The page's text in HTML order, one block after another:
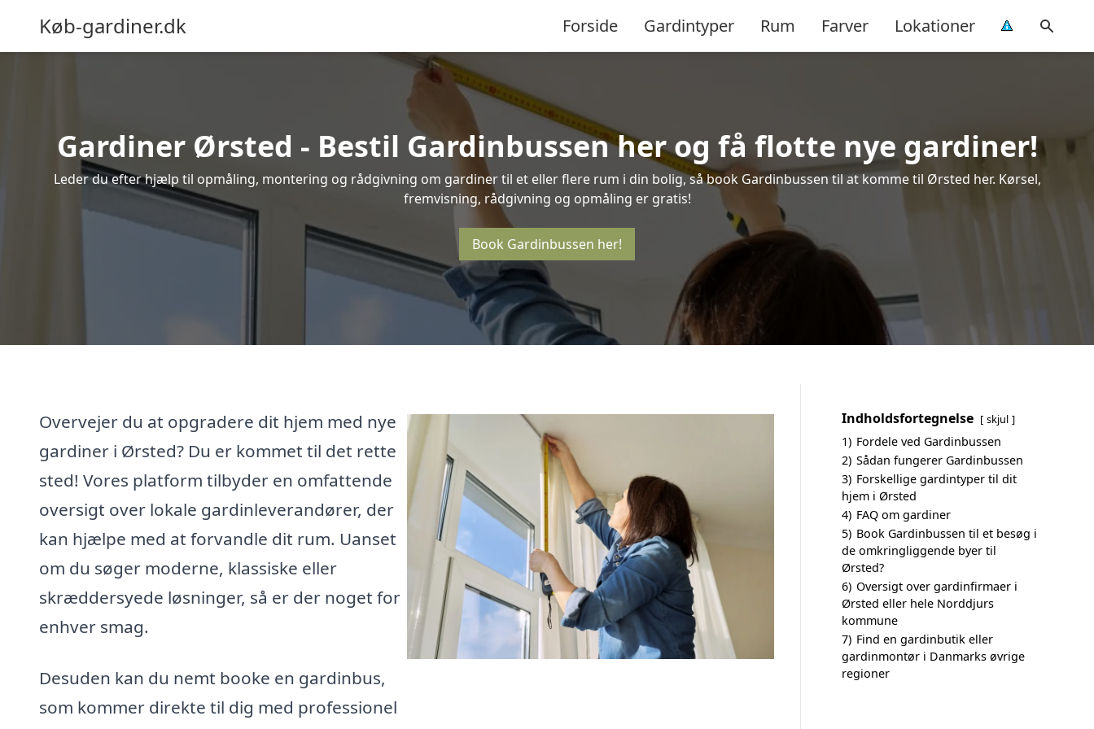
Køb-gardiner.dk Forside Gardintyper Rum Farver Lokationer
Gardiner Ørsted - Bestil Gardinbussen her og få flotte nye gardiner!
Leder du efter hjælp til opmåling, montering og rådgivning om gardiner til et eller flere rum i din bolig, så book Gardinbussen til at komme til Ørsted her. Kørsel,
fremvisning, rådgivning og opmåling er gratis!
Book Gardinbussen her!
Overvejer du at opgradere dit hjem med nye
gardiner i Ørsted? Du er kommet til det rette
sted! Vores platform tilbyder en omfattende
oversigt over lokale gardinleverandører, der
kan hjælpe med at forvandle dit rum. Uanset
om du søger moderne, klassiske eller
skræddersyede løsninger, så er der noget for
enhver smag.
Desuden kan du nemt booke en gardinbus,
som kommer direkte til dig med professionel
Indholdsfortegnelse skjul
1) Fordele ved Gardinbussen
2) Sådan fungerer Gardinbussen
3) Forskellige gardintyper til dit
hjem i Ørsted
4) FAQ om gardiner
5) Book Gardinbussen til et besøg i
de omkringliggende byer til
Ørsted?
6) Oversigt over gardinfirmaer i
Ørsted eller hele Norddjurs
kommune
7) Find en gardinbutik eller
gardinmontør i Danmarks øvrige
regioner